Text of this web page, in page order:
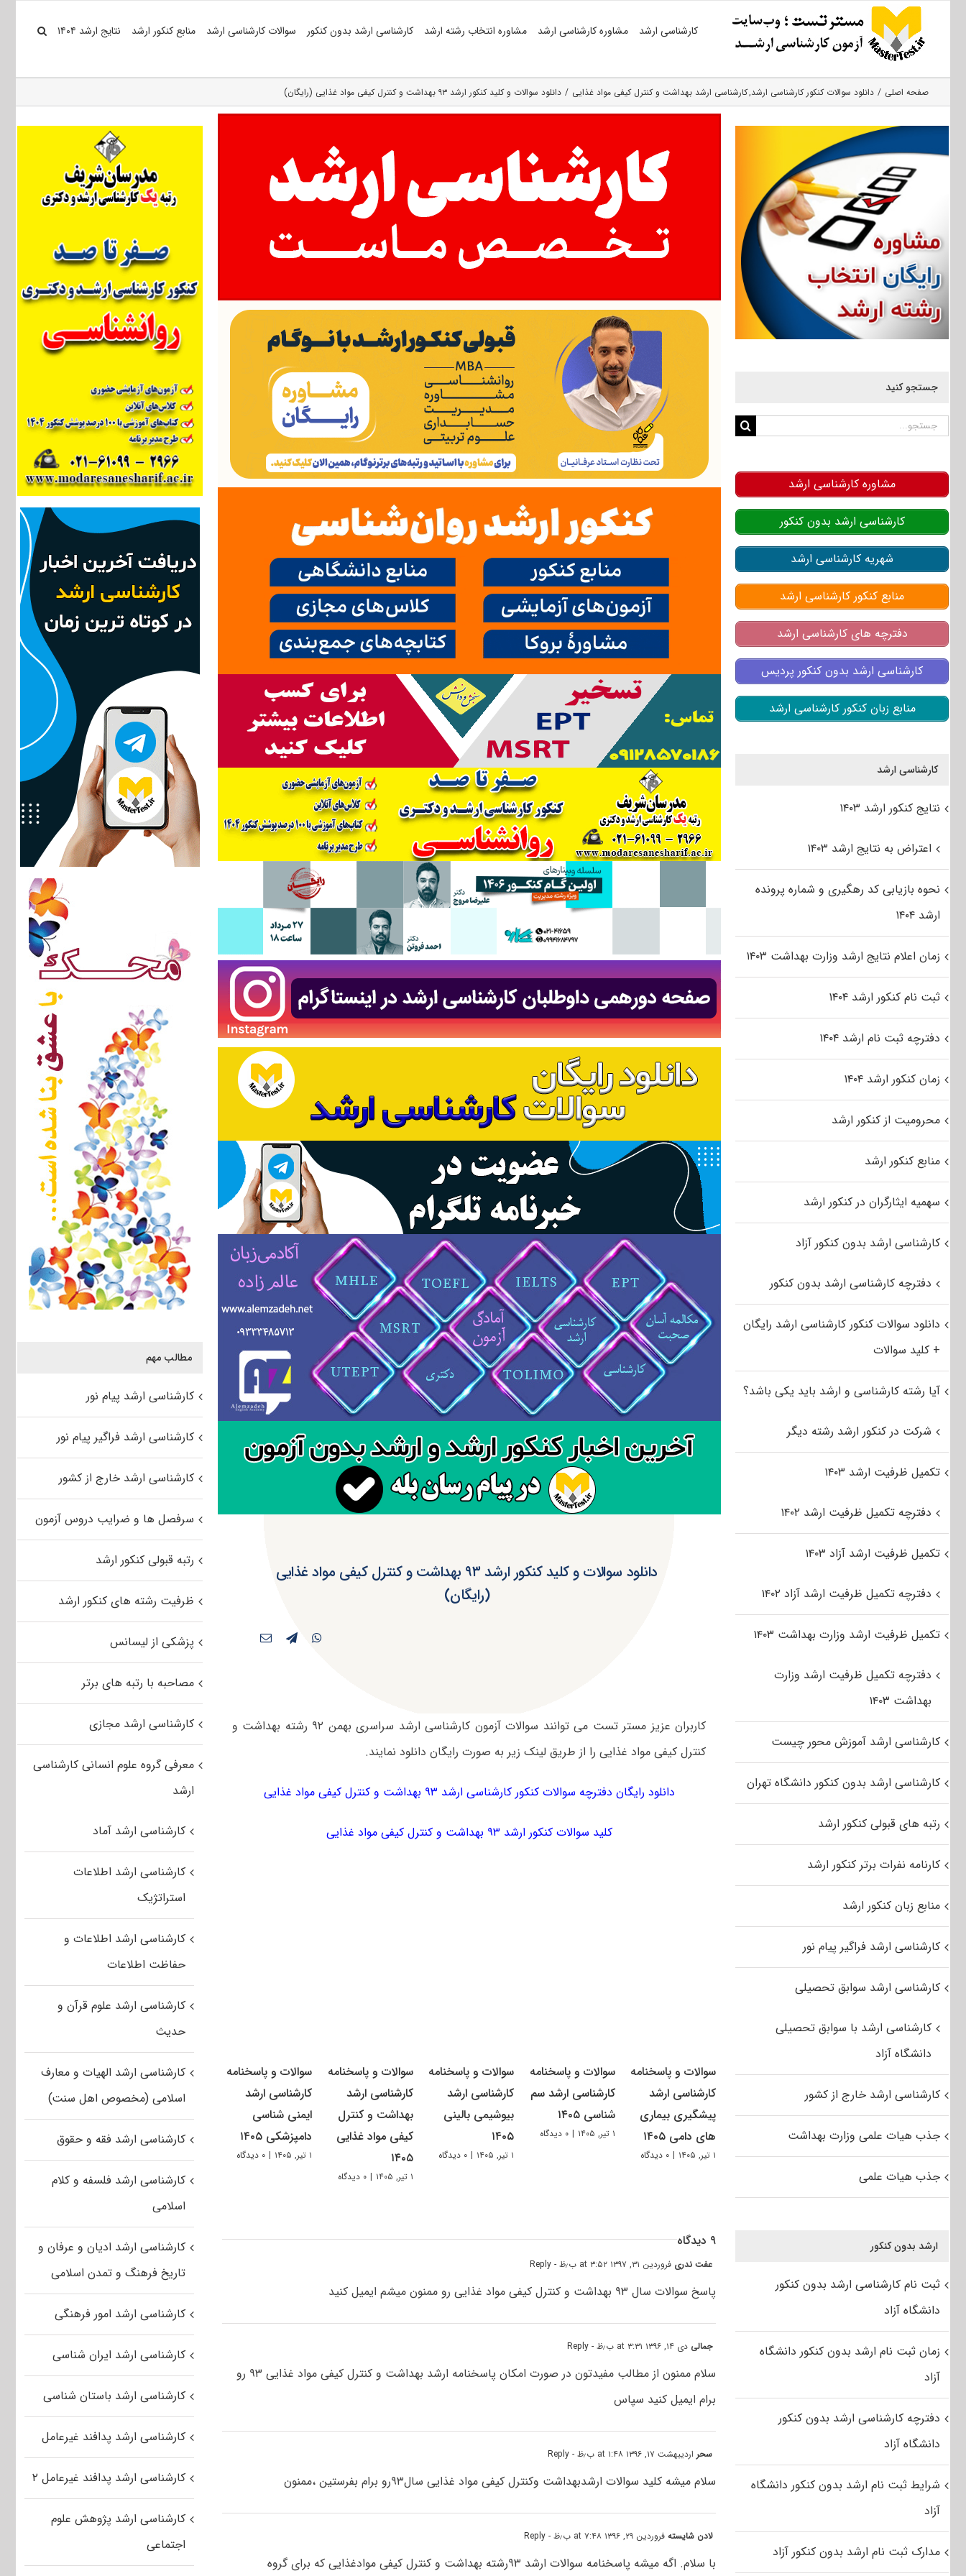
کارشناسی ارشد مشاوره کارشناسی ارشد مشاوره انتخاب رشته ارشد کارشناسی ارشد بدون کنکور سوالات کارشناسی ارشد منابع کنکور ارشد نتایج ارشد ۱۴۰۴
صفحه اصلی دانلود سوالات کنکور کارشناسی ارشد کارشناسی ارشد بهداشت و کنترل کیفی مواد غذایی دانلود سوالات و کلید کنکور ارشد ۹۳ بهداشت و کنترل کیفی مواد غذایی (رایگان)
دانلود سوالات و کلید کنکور ارشد ۹۳ بهداشت و کنترل کیفی مواد غذایی
(رایگان)
کاربران عزیز مستر تست می توانند سوالات آزمون کارشناسی ارشد سراسری بهمن ۹۲ رشته بهداشت و
کنترل کیفی مواد غذایی را از طریق لینک زیر به صورت رایگان دانلود نمایند.
دانلود رایگان دفترچه سوالات کنکور کارشناسی ارشد ۹۳ بهداشت و کنترل کیفی مواد غذایی
کلید سوالات کنکور ارشد ۹۳ بهداشت و کنترل کیفی مواد غذایی
سوالات و پاسخنامه
کارشناسی ارشد
پیشگیری بیماری
های دامی ۱۴۰۵
۱ تیر, ۱۴۰۵ | ۰ دیدگاه
سوالات و پاسخنامه
کارشناسی ارشد سم
شناسی ۱۴۰۵
۱ تیر, ۱۴۰۵ | ۰ دیدگاه
سوالات و پاسخنامه
کارشناسی ارشد
بیوشیمی بالینی
۱۴۰۵
۱ تیر, ۱۴۰۵ | ۰ دیدگاه
سوالات و پاسخنامه
کارشناسی ارشد
بهداشت و کنترل
کیفی مواد غذایی
۱۴۰۵
۱ تیر, ۱۴۰۵ | ۰ دیدگاه
سوالات و پاسخنامه
کارشناسی ارشد
ایمنی شناسی
دامپزشکی ۱۴۰۵
۱ تیر, ۱۴۰۵ | ۰ دیدگاه
۹ دیدگاه
عفت ندری فروردین ۳۱, ۱۳۹۷ at ۳:۵۲ ب٫ظ - Reply
پاسخ سوالات سال ۹۳ بهداشت و کنترل کیفی مواد غذایی رو ممنون میشم ایمیل کنید
جمالی دی ۱۴, ۱۳۹۶ at ۳:۳۱ ب٫ظ - Reply
سلام ممنون از مطالب مفیدتون در صورت امکان پاسخنامه ارشد بهداشت و کنترل کیفی مواد غذایی ۹۳ رو
برام ایمیل کنید سپاس
سحر اردیبهشت ۱۷, ۱۳۹۶ at ۱:۴۸ ب٫ظ - Reply
سلام میشه کلید سوالات ارشدبهداشت وکنترل کیفی مواد غذایی سال۹۳رو برام بفرستین ،ممنون
لادن شایسته فروردین ۲۹, ۱۳۹۶ at ۷:۴۸ ب٫ظ - Reply
با سلام. اگه میشه پاسخنامه سوالات ارشد ۹۳رشته بهداشت و کنترل کیفی موادغذایی که برای گروه
مطالب مهم
کارشناسی ارشد پیام نور
کارشناسی ارشد فراگیر پیام نور
کارشناسی ارشد خارج از کشور
سرفصل ها و ضرایب دروس آزمون
رتبه قبولی کنکور ارشد
ظرفیت رشته های کنکور ارشد
پزشکی از لیسانس
مصاحبه با رتبه های برتر
کارشناسی ارشد مجازی
معرفی گروه علوم انسانی کارشناسی
ارشد
کارشناسی ارشد آماد
کارشناسی ارشد اطلاعات
استراتژیک
کارشناسی ارشد اطلاعات و
حفاظت اطلاعات
کارشناسی ارشد علوم قرآن و
حدیث
کارشناسی ارشد الهیات و معارف
اسلامی (مخصوص اهل سنت)
کارشناسی ارشد فقه و حقوق
کارشناسی ارشد فلسفه و کلام
اسلامی
کارشناسی ارشد ادیان و عرفان و
تاریخ فرهنگ و تمدن اسلامی
کارشناسی ارشد امور فرهنگی
کارشناسی ارشد ایران شناسی
کارشناسی ارشد باستان شناسی
کارشناسی ارشد پدافند غیرعامل
کارشناسی ارشد پدافند غیرعامل ۲
کارشناسی ارشد پژوهش علوم
اجتماعی
جستجو کنید
جستجو
مشاوره کارشناسی ارشد
کارشناسی ارشد بدون کنکور
شهریه کارشناسی ارشد
منابع کنکور کارشناسی ارشد
دفترچه های کارشناسی ارشد
کارشناسی ارشد بدون کنکور پردیس
منابع زبان کنکور کارشناسی ارشد
کارشناسی ارشد
نتایج کنکور ارشد ۱۴۰۳
اعتراض به نتایج ارشد ۱۴۰۳
نحوه بازیابی کد رهگیری و شماره پرونده
ارشد ۱۴۰۴
زمان اعلام نتایج ارشد وزارت بهداشت ۱۴۰۳
ثبت نام کنکور ارشد ۱۴۰۴
دفترچه ثبت نام ارشد ۱۴۰۴
زمان کنکور ارشد ۱۴۰۴
محرومیت از کنکور ارشد
منابع کنکور ارشد
سهمیه ایثارگران در کنکور ارشد
کارشناسی ارشد بدون کنکور آزاد
دفترچه کارشناسی ارشد بدون کنکور
دانلود سوالات کنکور کارشناسی ارشد رایگان
+ کلید سوالات
آیا رشته کارشناسی و ارشد باید یکی باشد؟
شرکت در کنکور ارشد رشته دیگر
تکمیل ظرفیت ارشد ۱۴۰۳
دفترچه تکمیل ظرفیت ارشد ۱۴۰۲
تکمیل ظرفیت ارشد آزاد ۱۴۰۳
دفترچه تکمیل ظرفیت ارشد آزاد ۱۴۰۲
تکمیل ظرفیت ارشد وزارت بهداشت ۱۴۰۳
دفترچه تکمیل ظرفیت ارشد وزارت
بهداشت ۱۴۰۳
کارشناسی ارشد آموزش محور چیست
کارشناسی ارشد بدون کنکور دانشگاه تهران
رتبه های قبولی کنکور ارشد
کارنامه نفرات برتر کنکور ارشد
منابع زبان کنکور ارشد
کارشناسی ارشد فراگیر پیام نور
کارشناسی ارشد سوابق تحصیلی
کارشناسی ارشد با سوابق تحصیلی
دانشگاه آزاد
کارشناسی ارشد خارج از کشور
جذب هیات علمی وزارت بهداشت
جذب هیات علمی
ارشد بدون کنکور
ثبت نام کارشناسی ارشد بدون کنکور
دانشگاه آزاد
زمان ثبت نام ارشد بدون کنکور دانشگاه
آزاد
دفترچه کارشناسی ارشد بدون کنکور
دانشگاه آزاد
شرایط ثبت نام ارشد بدون کنکور دانشگاه
آزاد
مدارک ثبت نام ارشد بدون کنکور آزاد